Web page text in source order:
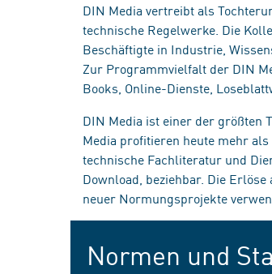
DIN Media vertreibt als
technische Regelwerke. Die
Beschäftigte in Industrie,
Zur Programmvielfalt der DIN
Books, Online-Dienste,
DIN Media ist einer der größten
Media profitieren heute mehr
technische Fachliteratur und
Download, beziehbar. Die
neuer Normungsprojekte
Normen und